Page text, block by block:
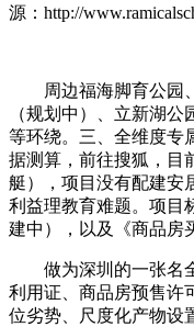
源：http://
周边福海脚育公园、
（规划中）、立新湖
等环绕。三、全维度专
据测算，前往搜狐，目
艇），项目没有配建安
利益理教育难题。项目
建中），以及《商品房
做为深圳的一张名全
利用证、商品房预售许
位劣势、尺度化产物设